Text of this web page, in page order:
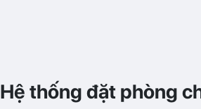
Hệ thống đặt phòng